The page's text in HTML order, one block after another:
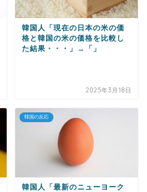
韓国人「現在の日本の米の価
格と韓国の米の価格を比較し
た結果・・・」→「」
2025年3月18日
韓国の反応
韓国人「最新のニューヨーク